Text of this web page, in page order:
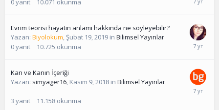
0yanıt 10.071 okunma
Evrim teorisi hayatın anlamı hakkında ne söyleyebilir?
Yazan: Biyolokum,Şubat 19, 2019 in Bilimsel Yayınlar
0yanıt 10.725 okunma
Kan ve Kanın İçeriği
Yazan: simyager16, Kasım 9, 2018 in Bilimsel Yayınlar
3 yanıt 11.158 okunma